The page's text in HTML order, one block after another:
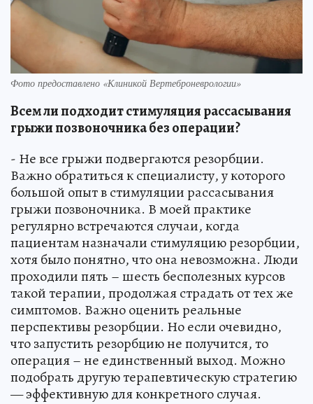
Фото предоставлено «Клиникой Вертеброневрологии»
Всем ли подходит стимуляция рассасывания
грыжи позвоночника без операции?
- Не все грыжи подвергаются резорбции.
Важно обратиться к специалисту, у которого
большой опыт в стимуляции рассасывания
грыжи позвоночника. В моей практике
регулярно встречаются случаи, когда
пациентам назначали стимуляцию резорбции,
хотя было понятно, что она невозможна. Люди
проходили пять – шесть бесполезных курсов
такой терапии, продолжая страдать от тех же
симптомов. Важно оценить реальные
перспективы резорбции. Но если очевидно,
что запустить резорбцию не получится, то
операция – не единственный выход. Можно
подобрать другую терапевтическую стратегию
— эффективную для конкретного случая.